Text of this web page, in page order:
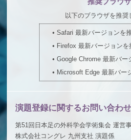
以下のブラウザを推奨
•Safari 最新バージョンを
• Firefox 最新バージョンを
•Google Chrome 最新バー
• Microsoft Edge 最新バー
演題登録に関するお問い合わ
第51回日本足の外科学会学術集会 運営
株式会社コングレ 九州支社 演題係